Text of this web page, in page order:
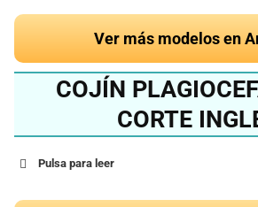
Ver más modelos en
COJÍN
CORTE
Pulsa para leer